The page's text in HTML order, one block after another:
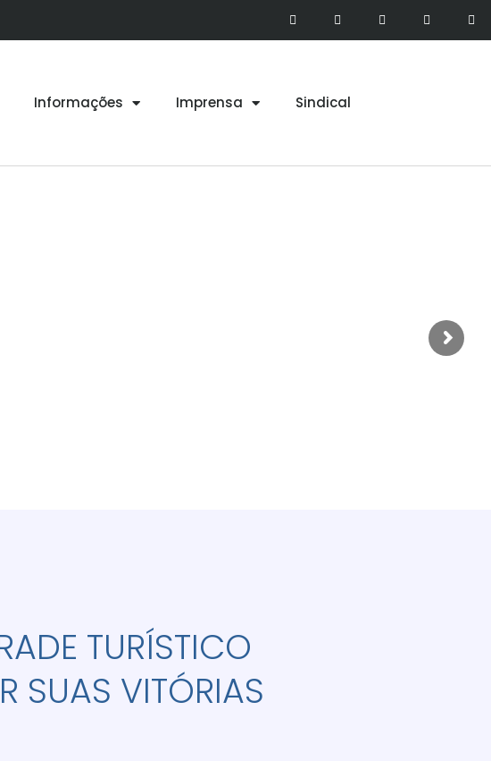
Informações Imprensa Sindical
TURÍSTICO
SUAS VITÓRIAS